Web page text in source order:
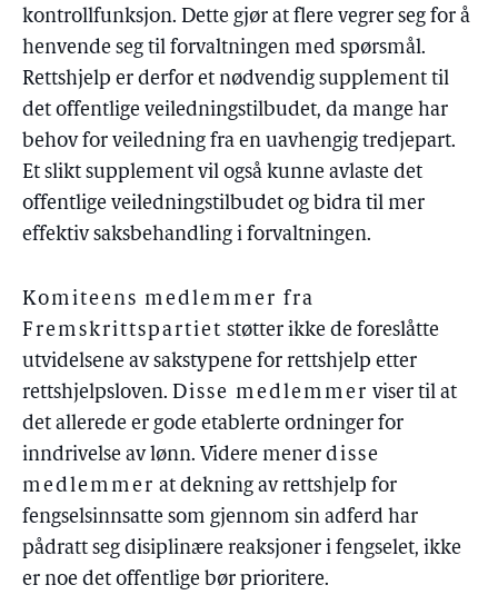
kontrollfunksjon. Dette gjør at flere vegrer seg for å
henvende seg til forvaltningen med spørsmål.
Rettshjelp er derfor et nødvendig supplement til
det offentlige veiledningstilbudet, da mange har
behov for veiledning fra en uavhengig tredjepart.
Et slikt supplement vil også kunne avlaste det
offentlige veiledningstilbudet og bidra til mer
effektiv saksbehandling i forvaltningen.
Komiteens medlemmer fra
Fremskrittspartiet støtter ikke de foreslåtte
utvidelsene av sakstypene for rettshjelp etter
rettshjelpsloven. Disse medlemmer viser til at
det allerede er gode etablerte ordninger for
inndrivelse av lønn. Videre mener disse
medlemmer at dekning av rettshjelp for
fengselsinnsatte som gjennom sin adferd har
pådratt seg disiplinære reaksjoner i fengselet, ikke
er noe det offentlige bør prioritere.